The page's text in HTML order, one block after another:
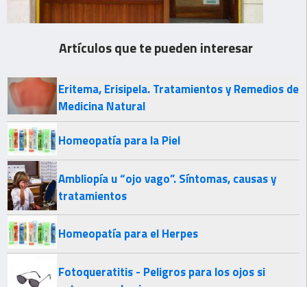
Artículos que te pueden interesar
Eritema, Erisipela. Tratamientos y Remedios de
Medicina Natural
Homeopatía para la Piel
Ambliopía u “ojo vago”. Síntomas, causas y
tratamientos
Homeopatía para el Herpes
Fotoqueratitis - Peligros para los ojos si